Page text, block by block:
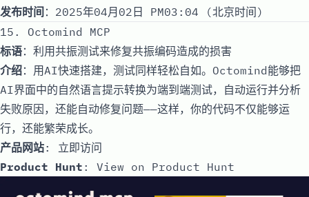
发布时间 ：2025年04月02日 PM03:04 (北京时间)
15. Octomind MCP
标语：利用共振测试来修复共振编码造成的损害
介绍：用AI快速搭建，测试同样轻松自如。Octomind能够把
AI界面中的自然语言提示转换为端到端测试，自动运行并分析
失败原因，还能自动修复问题——这样，你的代码不仅能够运
行，还能繁荣成长。
产品网站: 立即访问
Product Hunt : View on Product Hunt